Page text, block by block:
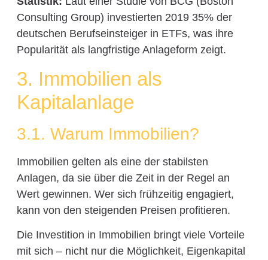
Consulting Group) investierten 2019 35% der
deutschen Berufseinsteiger in ETFs, was ihre
Popularität als langfristige Anlageform zeigt.
3. Immobilien als
Kapitalanlage
3.1. Warum Immobilien?
Immobilien gelten als eine der stabilsten
Anlagen, da sie über die Zeit in der Regel an
Wert gewinnen. Wer sich frühzeitig engagiert,
kann von den steigenden Preisen profitieren.
Die Investition in Immobilien bringt viele Vorteile
mit sich – nicht nur die Möglichkeit, Eigenkapital